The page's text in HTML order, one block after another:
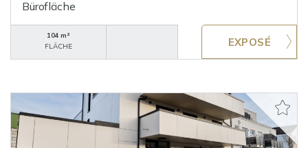
Bürofläche
104 m²
FLÄCHE